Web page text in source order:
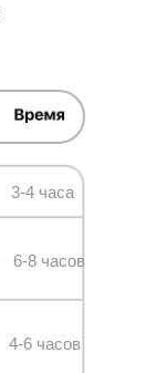
3-4 часа
6-8 часов
4-6 часов